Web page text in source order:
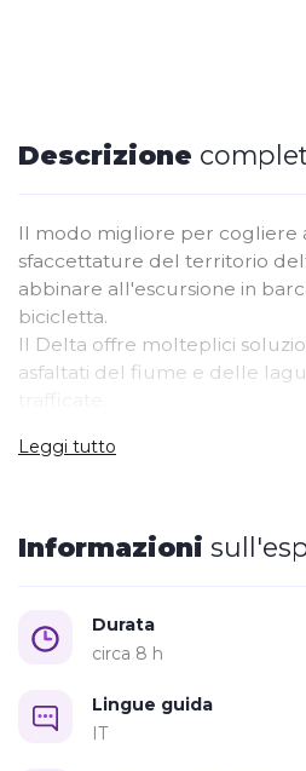
Descrizione
Il modo migliore per cogliere
sfaccettature del territorio
abbinare all'escursione in
bicicletta.
Il Delta offre molteplici
asfaltati del fiume e delle
unisce l'escursione in
on-line o
Rientro: self drive tour in bici
Durata: Tutto il giorno
Itinerario adatto a tutti
Noleggio bici: € 15,00
Leggi tutto
Informazioni
Durata
circa 8 h
Lingue guida
IT